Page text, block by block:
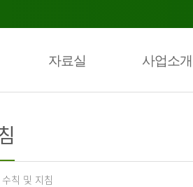
자료실 사업소개
수칙 및 지침